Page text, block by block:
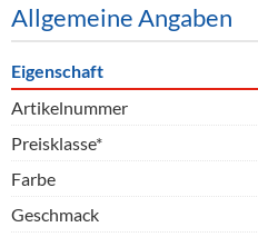
Allgemeine Angaben
Eigenschaft
Artikelnummer
Preisklasse*
Farbe
Geschmack